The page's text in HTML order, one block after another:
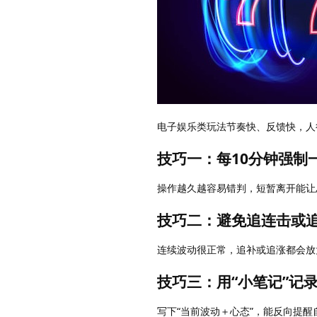
电子娱乐类玩法节奏快、反馈快，
技巧一：每10分钟强制
操作越久越容易错判，短暂离开能
技巧二：避免追连击或
连续波动很正常，追补或追涨都会
技巧三：用“小笔记”记
写下“当前波动＋心态”，能反向提